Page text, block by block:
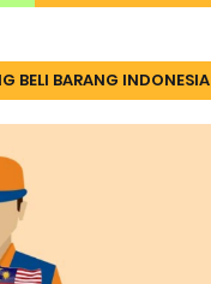
BELI BARANG INDONESIA